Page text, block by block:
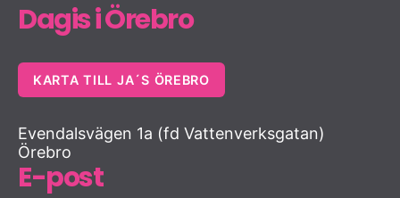
Dagis i Örebro
KARTA TILL JA´S ÖREBRO
Evendalsvägen 1a (fd Vattenverksgatan)
Örebro
E-post